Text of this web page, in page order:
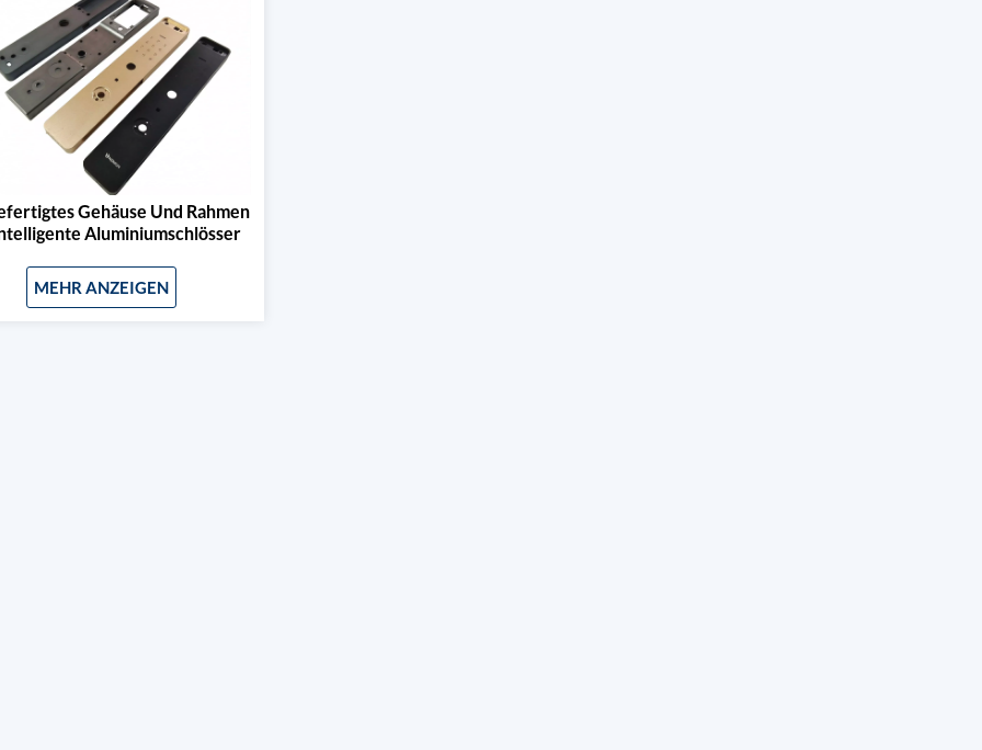
Gehäuse Und Rahmen
Aluminiumschlösser
MEHR ANZEIGEN